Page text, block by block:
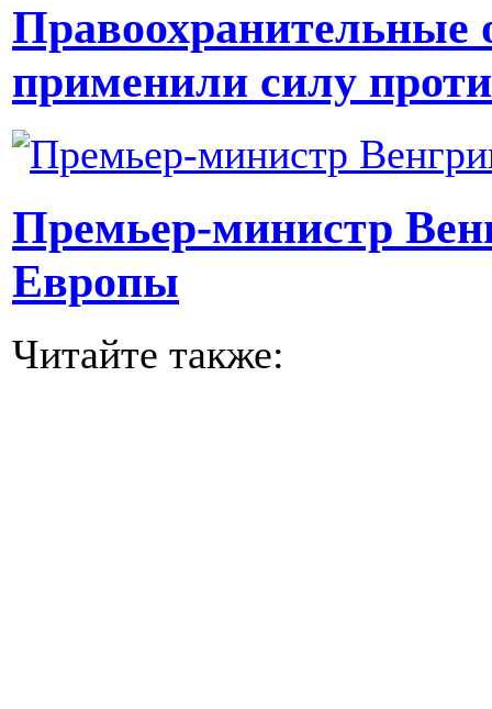
Правоохранительные
применили силу
Премьер-министр
Европы
Читайте также: